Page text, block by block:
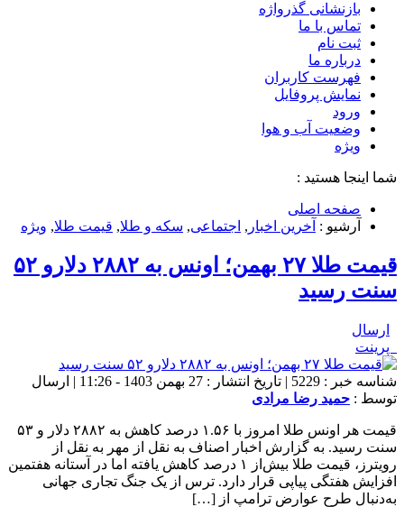
بازنشانی گذرواژه
تماس با ما
ثبت نام
درباره ما
فهرست کاربران
نمایش پروفایل
ورود
وضعیت آب و هوا
ویژه
شما اینجا هستید :
صفحه اصلی
آرشیو : آخرین اخبار , اجتماعی, سکه و طلا, قیمت طلا, ویژه
قیمت طلا ۲۷ بهمن؛ اونس به ۲۸۸۲ دلارو ۵۲
سنت رسید
ارسال
پرینت
شناسه خبر : 5229 | تاریخ انتشار : 27 بهمن 1403 - 11:26 | ارسال
توسط : حمید رضا مرادی
قیمت هر اونس طلا امروز با ۱.۵۶ درصد کاهش به ۲۸۸۲ دلار و ۵۳
سنت رسید. به گزارش اخبار اصناف به نقل از مهر به نقل از
رویترز، قیمت طلا بیش‌از ۱ درصد کاهش یافته اما در آستانه هفتمین
افزایش هفتگی پیاپی قرار دارد. ترس از یک جنگ تجاری جهانی
به‌دنبال طرح عوارض ترامپ از […]